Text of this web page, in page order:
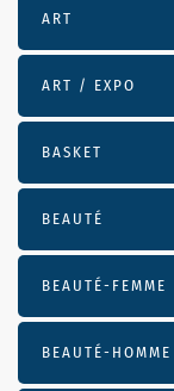
ART
ART / EXPO
BASKET
BEAUTÉ
BEAUTÉ-FEMME
BEAUTÉ-HOMME